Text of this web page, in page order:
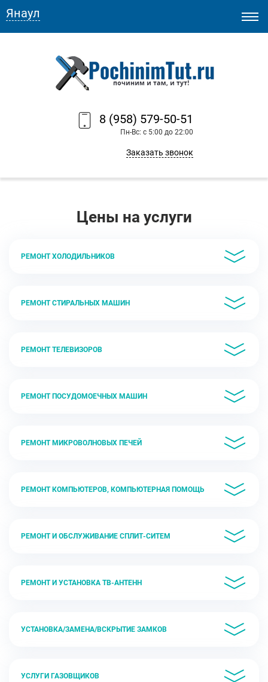
8 (958) 579-50-51
Пн-Вс: с 5:00 до 22:00
Заказать звонок
Янаул
Цены на услуги
РЕМОНТ ХОЛОДИЛЬНИКОВ
РЕМОНТ СТИРАЛЬНЫХ МАШИН
РЕМОНТ ТЕЛЕВИЗОРОВ
РЕМОНТ ПОСУДОМОЕЧНЫХ МАШИН
РЕМОНТ МИКРОВОЛНОВЫХ ПЕЧЕЙ
РЕМОНТ КОМПЬЮТЕРОВ, КОМПЬЮТЕРНАЯ ПОМОЩЬ
РЕМОНТ И ОБСЛУЖИВАНИЕ СПЛИТ-СИТЕМ
РЕМОНТ И УСТАНОВКА ТВ-АНТЕНН
УСТАНОВКА/ЗАМЕНА/ВСКРЫТИЕ ЗАМКОВ
УСЛУГИ ГАЗОВЩИКОВ